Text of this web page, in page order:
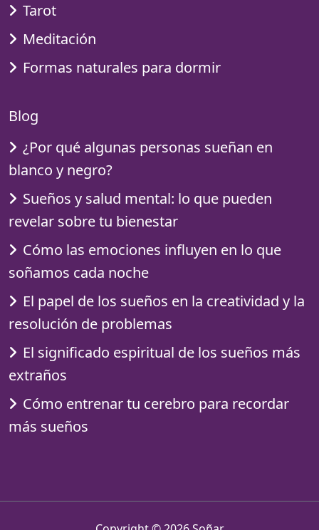
Tarot
Meditación
Formas naturales para dormir
Blog
¿Por qué algunas personas sueñan en
blanco y negro?
Sueños y salud mental: lo que pueden
revelar sobre tu bienestar
Cómo las emociones influyen en lo que
soñamos cada noche
El papel de los sueños en la creatividad y la
resolución de problemas
El significado espiritual de los sueños más
extraños
Cómo entrenar tu cerebro para recordar
más sueños